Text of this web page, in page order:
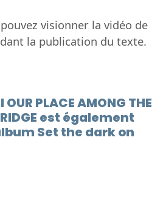
visionner la vidéo de
la publication du texte.
PLACE AMONG THE
est également
Set the dark on